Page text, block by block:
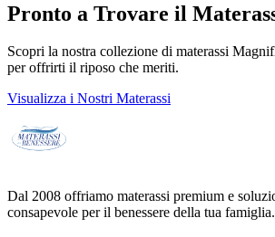
Pronto a Trovare il
Scopri la nostra collezione di materassi
per offrirti il riposo che meriti.
Visualizza i Nostri Materassi
Dal 2008 offriamo materassi premium e
consapevole per il benessere della tua famiglia.